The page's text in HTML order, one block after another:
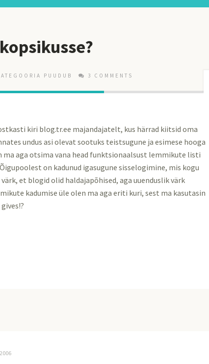
PUUDUB 3 COMMENTS
kiri blog.tr.ee majandajatelt, kus härrad kiitsid oma
undus asi olevat sootuks teistsugune ja esimese hooga
ma aga otsima vana head funktsionaalsust lemmikute listi
on kadunud igasugune sisselogimine, mis kogu
et blogid olid haldajapõhised, aga uuenduslik värk
kadumise üle olen ma aga eriti kuri, sest ma kasutasin